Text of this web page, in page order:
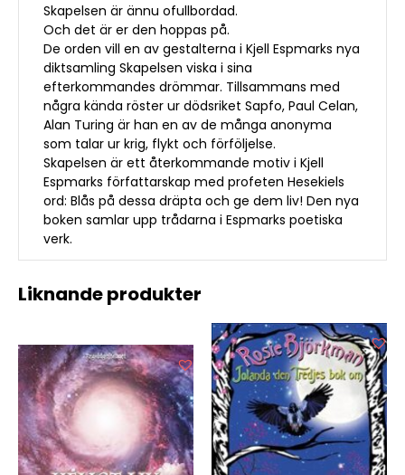
Skapelsen är ännu ofullbordad.
Och det är er den hoppas på.
De orden vill en av gestalterna i Kjell Espmarks nya
diktsamling Skapelsen viska i sina
efterkommandes drömmar. Tillsammans med
några kända röster ur dödsriket Sapfo, Paul Celan,
Alan Turing är han en av de många anonyma
som talar ur krig, flykt och förföljelse.
Skapelsen är ett återkommande motiv i Kjell
Espmarks författarskap med profeten Hesekiels
ord: Blås på dessa dräpta och ge dem liv! Den nya
boken samlar upp trådarna i Espmarks poetiska
verk.
Liknande produkter